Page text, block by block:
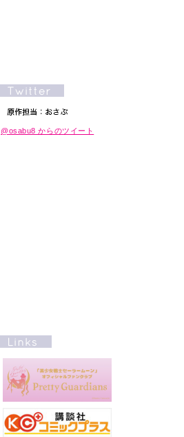
@osabu8 からのツイート